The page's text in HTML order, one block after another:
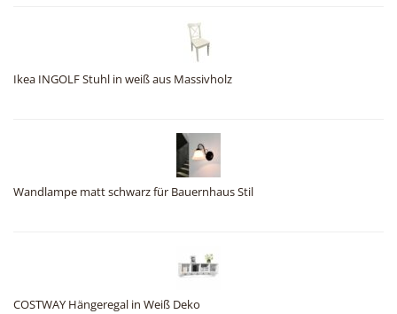
Ikea INGOLF Stuhl in weiß aus Massivholz
Wandlampe matt schwarz für Bauernhaus Stil
COSTWAY Hängeregal in Weiß Deko